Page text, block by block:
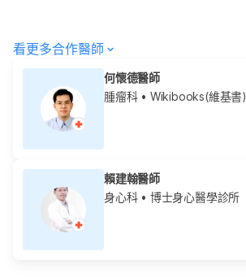
看更多合作醫師
何懷德醫師
腫瘤科• Wikibooks(維基書)
賴建翰醫師
身心科• 博士身心醫學診所